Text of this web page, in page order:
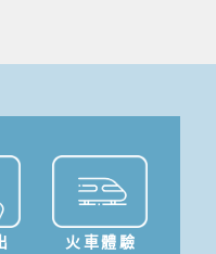
火車體驗